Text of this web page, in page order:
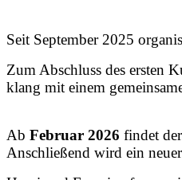
Seit September 2025
Zum Abschluss des ersten
klang mit einem
Ab Februar 2026 findet
Anschließend wird ein